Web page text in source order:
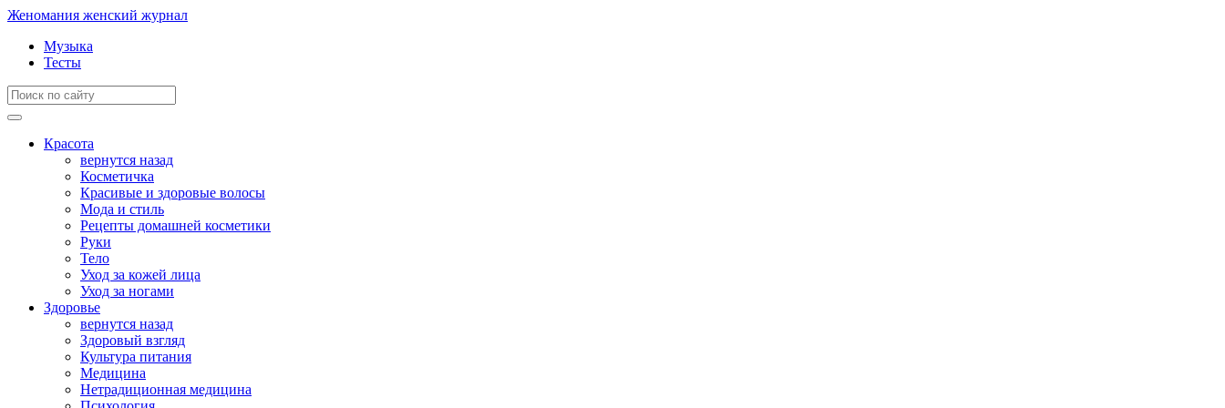
Женомания женский журнал
Музыка
Тесты
Красота
вернутся назад
Косметичка
Красивые и здоровые волосы
Мода и стиль
Рецепты домашней косметики
Руки
Тело
Уход за кожей лица
Уход за ногами
Здоровье
вернутся назад
Здоровый взгляд
Культура питания
Медицина
Нетрадиционная медицина